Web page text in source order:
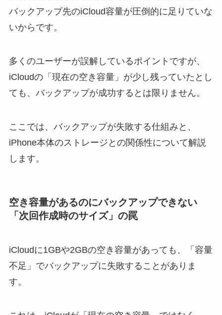
バックアップ先のiCloud容量が圧倒的に足りていな
いからです。
多くのユーザーが誤解しているポイントですが、
iCloudの「現在の空き容量」が少し残っていたとし
ても、バックアップが成功するとは限りません。
ここでは、バックアップが失敗する仕組みと、
iPhone本体のストレージとの関係性について解説
します。
空き容量があるのにバックアップできない
「次回作成時のサイズ」の罠
iCloudに1GBや2GBの空き容量があっても、「容量
不足」でバックアップに失敗することがありま
す。